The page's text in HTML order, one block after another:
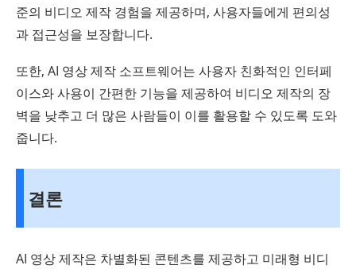
준의 비디오 제작 경험을 제공하며, 사용자들에게 편의성
과 접근성을 보장합니다.
또한, AI 영상 제작 소프트웨어는 사용자 친화적인 인터페
이스와 사용이 간편한 기능을 제공하여 비디오 제작의 장
벽을 낮추고 더 많은 사람들이 이를 활용할 수 있도록 도와
줍니다.
결론
AI 영상 제작은 차별화된 콘텐츠를 제공하고 미래형 비디